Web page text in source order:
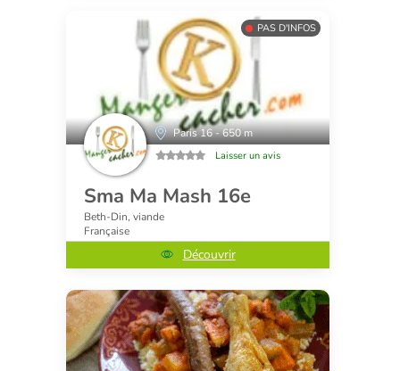
PAS D'INFOS
Paris 16 - 650 m
Laisser un avis
Sma Ma Mash 16e
Beth-Din, viande
Française
Découvrir